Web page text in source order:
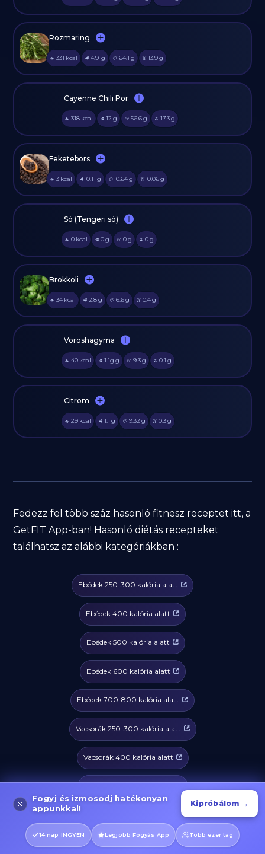
Rozmaring
🔥 331 kcal 🥩 4.9 g 🥔 64.1 g 🫒 13.9g
Cayenne Chili Por
🔥 318 kcal 🥩 12 g 🥔 56.6g 🫒 17.3g
Feketebors
🔥 3 kcal 🥩 0.11 g 🥔 0.64g 🫒 0.06g
Só (Tengeri só)
🔥 0 kcal 🥩 0g 🥔 0g 🫒 0g
Brokkoli
🔥 34 kcal 🥩 2.8g 🥔 6.6g 🫒 0.4g
Vöröshagyma
🔥 40 kcal 🥩 1.1g g 🥔 9.3g 🫒 0.1 g
Citrom
🔥 29 kcal 🥩 1.1 g 🥔 9.32 g 🫒 0.3g
Fedezz fel több száz hasonló fitnesz receptet itt, a
GetFIT App-ban! Hasonló diétás recepteket
találhatsz az alábbi kategóriákban :
Ebédek 250-300 kalória alatt
Ebédek 400 kalória alatt
Ebédek 500 kalória alatt
Ebédek 600 kalória alatt
Ebédek 700-800 kalória alatt
Vacsorák 250-300 kalória alatt
Vacsorák 400 kalória alatt
Vacsorák 500 kalória alatt
Vacsorák 700-800 kalória alatt
Fogyj és izmosodj hatékonyan
appunkkal!
Kipróbálom →
14 nap INGYEN Legjobb Fogyás App Több ezer tag